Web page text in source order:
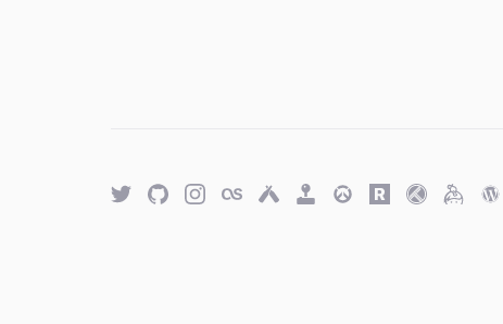
TwitterGitHubTwitterLast.fmUntappd
RetroOverwatch
Rawg.ioTrakt